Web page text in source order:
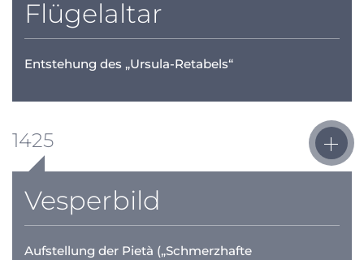
Flügelaltar
Entstehung des „Ursula-Retabels“
1425
Vesperbild
Aufstellung der Pietà („Schmerzhafte